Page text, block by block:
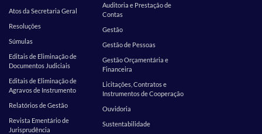
Atos da Secretaria Geral
Resoluções
Súmulas
Editais de Eliminação de
Documentos Judiciais
Editais de Eliminação de
Agravos de Instrumento
Relatórios de Gestão
Revista Ementário de
Jurisprudência
Auditoria e Prestação de
Contas
Gestão
Gestão de Pessoas
Gestão Orçamentária e
Financeira
Licitações, Contratos e
Instrumentos de Cooperação
Ouvidoria
Sustentabilidade